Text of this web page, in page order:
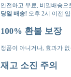
안전하고 무료, 비밀배송
당일 배송! 오후 2시 이전
100% 환불 보장
정품이 아니거나, 효과가
재고 소진 주의